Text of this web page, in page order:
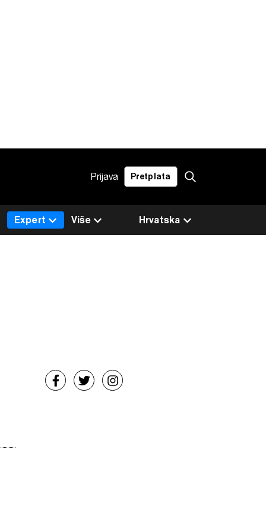
Prijava Pretplata
Hrvatska
Expert Više